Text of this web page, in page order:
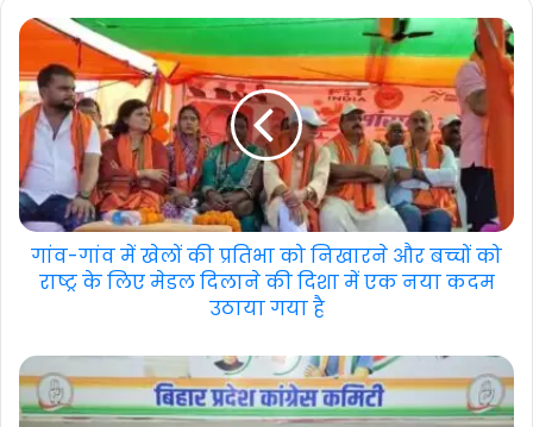
गांव-गांव में खेलों की प्रतिभा को निखारने और बच्चों को
राष्ट्र के लिए मेडल दिलाने की दिशा में एक नया कदम
उठाया गया है